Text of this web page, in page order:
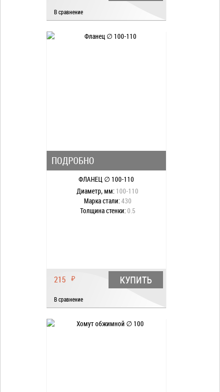
В сравнение
ПОДРОБНО
ФЛАНЕЦ ∅ 100-110
Диаметр, мм: 100-110
Марка стали:430
Толщина стенки:0.5
215 ₽ КУПИТЬ
В сравнение